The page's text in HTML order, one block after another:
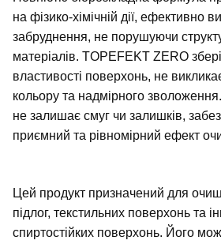
на фізико-хімічній дії, ефективно
забруднення, не порушуючи
матеріалів. TOPEFEKT ZERO
властивості поверхонь, не
кольору та надмірного
не залишає смуг чи залишків,
приємний та рівномірний ефект
Цей продукт призначений для
підлог, текстильних поверхонь та
спиртостійких поверхонь. Його